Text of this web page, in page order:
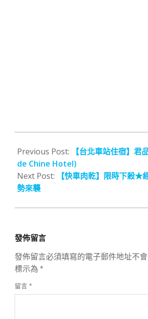
06-
03
Previous Post:
【台北車站住宿】君
de Chine Hotel)
Next Post:
【快車肉乾】限時下殺
勢來襲
發佈留言
發佈留言必須填寫的電子郵件地址不會
標示為 *
留言 *